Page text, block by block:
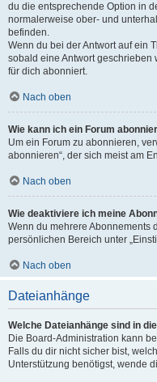
du die entsprechende Option in
normalerweise ober- und
befinden.
Wenn du bei der Antwort auf ein
sobald eine Antwort geschrieben
für dich abonniert.
Nach oben
Wie kann ich ein Forum
Um ein Forum zu abonnieren,
abonnieren“, der sich meist am
Nach oben
Wie deaktiviere ich meine
Wenn du mehrere Abonnements
persönlichen Bereich unter
Nach oben
Dateianhänge
Welche Dateianhänge sind in
Die Board-Administration kann
Falls du dir nicht sicher bist,
Unterstützung benötigst, wende